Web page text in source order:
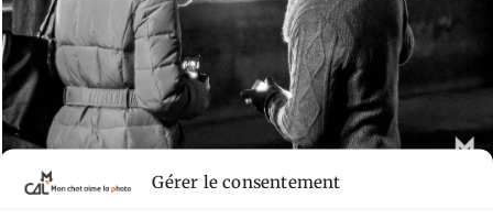
Gérer le consentement